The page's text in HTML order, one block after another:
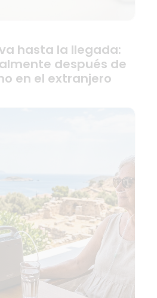
hasta la llegada:
después de
en el extranjero